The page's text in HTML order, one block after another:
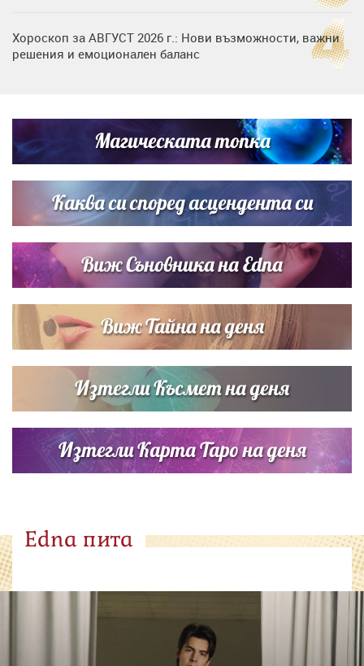
Хороскоп за АВГУСТ 2026 г.: Нови възможности, важни
решения и емоционален баланс
си деца на семейна морска приказка
Звездна ваканция в Майорка: Дженифър Анистън,
Кортни Кокс и Джим Къртис заедно на яхта
Магическата топка
Каква си според асцендента си
Виж Съновника на Edna
Виж Тайна на деня
Изтегли Късмет на деня
Изтегли Карта Таро на деня
Edna пита